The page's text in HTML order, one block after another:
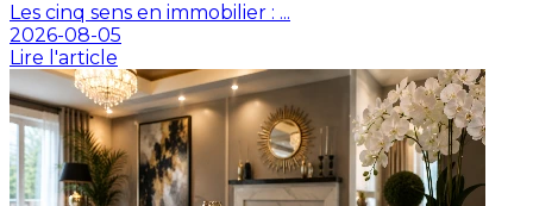
Les cinq sens en immobilier : ...
2026-08-05
Lire l'article